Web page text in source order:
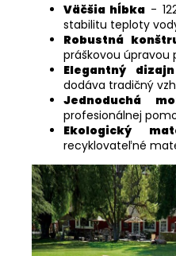
Väčšia hĺbka -
stabilitu teploty
Robustná
práškovou úpravou
Elegantný dizajn
dodáva tradičný
Jednoduchá
profesionálnej
Ekologický
recyklovateľné